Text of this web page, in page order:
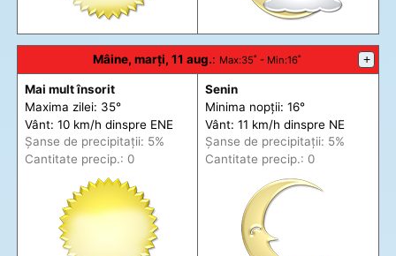
Mâine, marți, 11 aug.: Max:35˚ - Min:16˚ +
Mai mult însorit
Maxima zilei: 35°
Vânt: 10 km/h dinspre ENE
Șanse de precipitații: 5%
Cantitate precip.: 0
Senin
Minima nopții: 16°
Vânt: 11 km/h dinspre NE
Șanse de precipitații: 5%
Cantitate precip.: 0